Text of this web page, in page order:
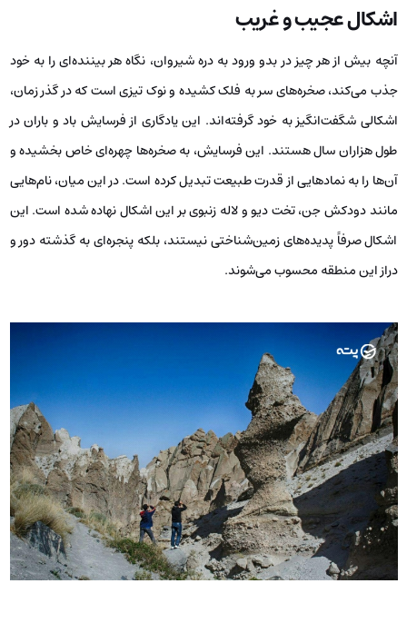
اشکال عجیب و غریب
آنچه بیش از هر چیز در بدو ورود به دره شیروان، نگاه هر بیننده‌ای را به خود
جذب می‌کند، صخره‌های سر به فلک کشیده و نوک تیزی است که در گذر زمان،
اشکالی شگفت‌انگیز به خود گرفته‌اند. این یادگاری از فرسایش باد و باران در
طول هزاران سال هستند. این فرسایش، به صخره‌ها چهره‌ای خاص بخشیده و
آن‌ها را به نمادهایی از قدرت طبیعت تبدیل کرده است. در این میان، نام‌هایی
مانند دودکش جن، تخت دیو و لاله زنبوی بر این اشکال نهاده شده است. این
اشکال صرفاً پدیده‌های زمین‌شناختی نیستند، بلکه پنجره‌ای به گذشته‌ دور و
دراز این منطقه محسوب می‌شوند.